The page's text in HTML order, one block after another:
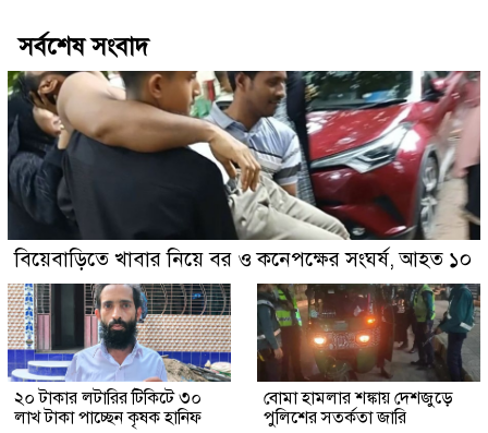
সর্বশেষ সংবাদ
বিয়েবাড়িতে খাবার নিয়ে বর ও কনেপক্ষের সংঘর্ষ, আহত ১০
২০ টাকার লটারির টিকিটে ৩০
লাখ টাকা পাচ্ছেন কৃষক হানিফ
বোমা হামলার শঙ্কায় দেশজুড়ে
পুলিশের সতর্কতা জারি